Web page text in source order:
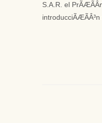
S.A.R. el